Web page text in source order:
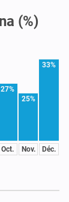
(%)
27%
Oct.
25%
Nov.
33%
Déc.